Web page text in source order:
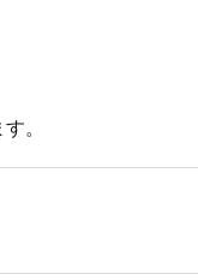
。